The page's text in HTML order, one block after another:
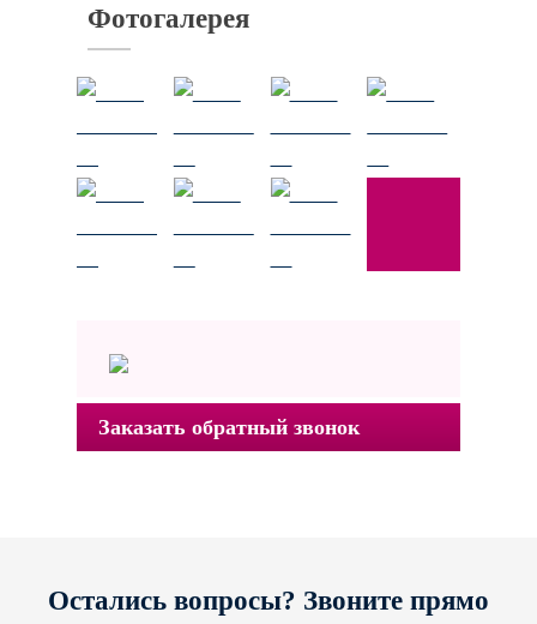
Фотогалерея
Заказать обратный звонок
Остались вопросы? Звоните прямо